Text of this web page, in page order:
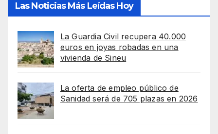
Las Noticias Más Leídas Hoy
La Guardia Civil recupera 40.000
euros en joyas robadas en una
vivienda de Sineu
La oferta de empleo público de
Sanidad será de 705 plazas en 2026